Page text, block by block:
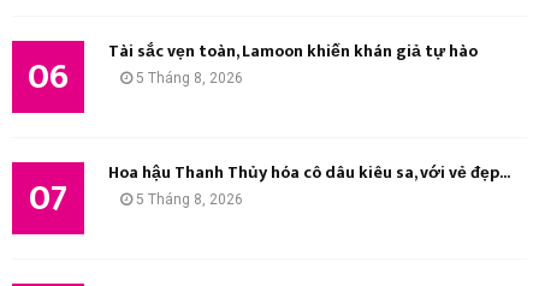
06 Tài sắc vẹn toàn, Lamoon khiến khán giả tự hào
5 Tháng 8, 2026
07 Hoa hậu Thanh Thủy hóa cô dâu kiêu sa, với vẻ đẹp...
5 Tháng 8, 2026